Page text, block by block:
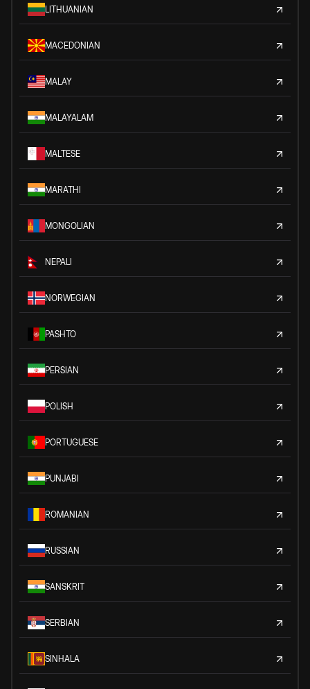
LITHUANIAN
MACEDONIAN
MALAY
MALAYALAM
MALTESE
MARATHI
MONGOLIAN
NEPALI
NORWEGIAN
PASHTO
PERSIAN
POLISH
PORTUGUESE
PUNJABI
ROMANIAN
RUSSIAN
SANSKRIT
SERBIAN
SINHALA